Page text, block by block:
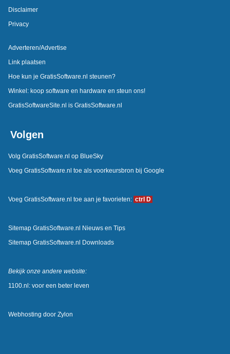
Disclaimer
Privacy
Adverteren/Advertise
Link plaatsen
Hoe kun je GratisSoftware.nl steunen?
Winkel: koop software en hardware en steun ons!
GratisSoftwareSite.nl is GratisSoftware.nl
Volgen
Volg GratisSoftware.nl op BlueSky
Voeg GratisSoftware.nl toe als voorkeursbron bij Google
Voeg GratisSoftware.nl toe aan je favorieten: ctrl D
Sitemap GratisSoftware.nl Nieuws en Tips
Sitemap GratisSoftware.nl Downloads
Bekijk onze andere website:
1100.nl: voor een beter leven
Webhosting door Zylon